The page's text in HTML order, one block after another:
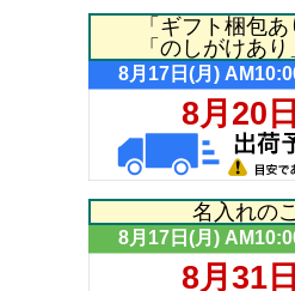
「ギフト梱包
「のしがけあ
名入れの